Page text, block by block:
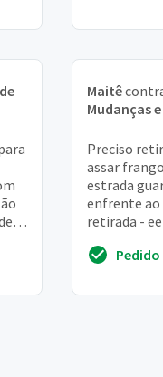
Maitê
Mudanças
Preciso
assar
estrada
enfrente ao
retirada -